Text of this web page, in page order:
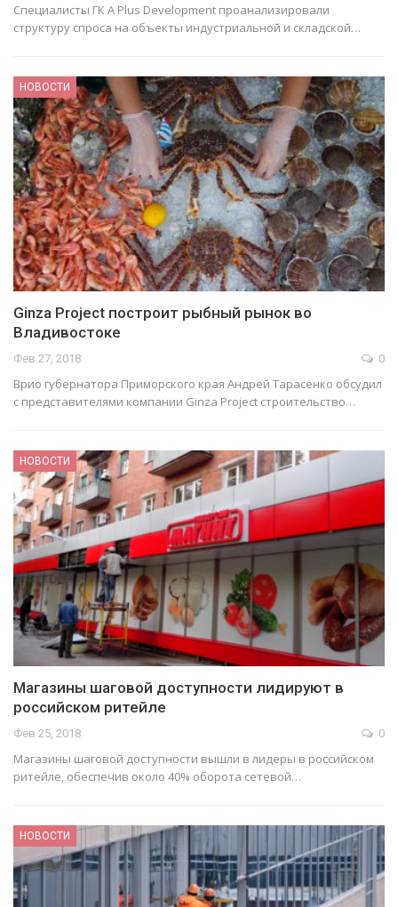
Специалисты ГК A Plus Development проанализировали
структуру спроса на объекты индустриальной и складской…
НОВОСТИ
Ginza Project построит рыбный рынок во
Владивостоке
Фев 27, 2018 0
Врио губернатора Приморского края Андрей Тарасенко обсудил
с представителями компании Ginza Project строительство…
НОВОСТИ
Магазины шаговой доступности лидируют в
российском ритейле
Фев 25, 2018 0
Магазины шаговой доступности вышли в лидеры в российском
ритейле, обеспечив около 40% оборота сетевой…
НОВОСТИ